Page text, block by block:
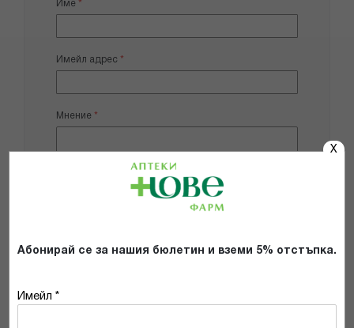
X
Абонирай се за нашия бюлетин и вземи 5% отстъпка.
Имейл *
Име
Имейл адрес
Мнение